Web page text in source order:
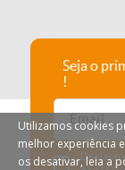
Seja o
!
Declaro
Utilizamos cookies
melhor experiência
os desativar, leia a